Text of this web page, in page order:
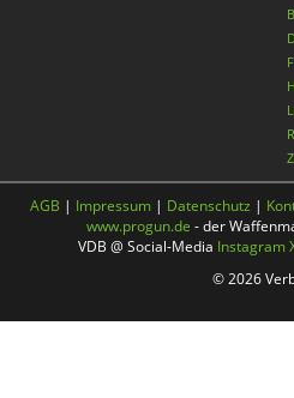
AGB | Impressum | Datenschutz |
www.progun.de - der
VDB @ Social-Media Instagram
© 2026